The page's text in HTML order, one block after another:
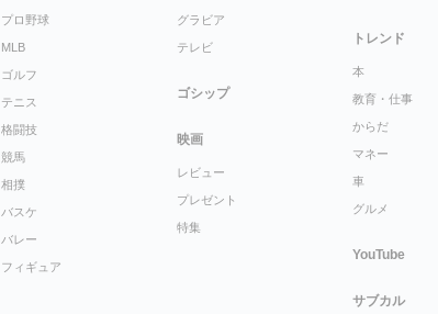
プロ野球
MLB
ゴルフ
テニス
格闘技
競馬
相撲
バスケ
バレー
フィギュア
グラビア
テレビ
ゴシップ
映画
レビュー
プレゼント
特集
トレンド
本
教育・仕事
からだ
マネー
車
グルメ
YouTube
サブカル